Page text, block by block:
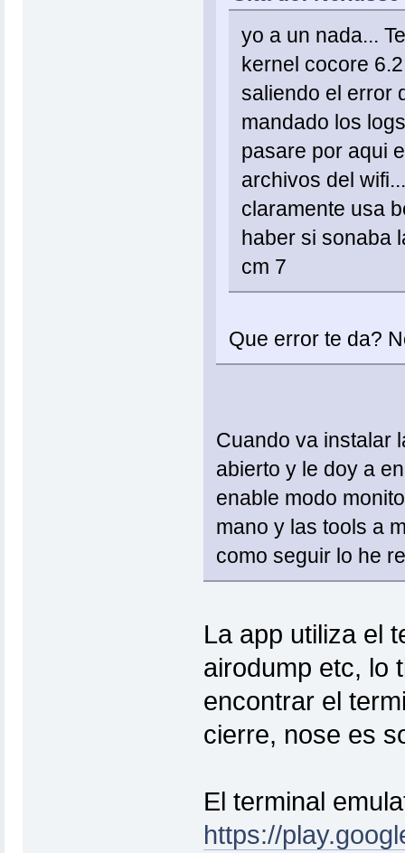
yo a un nada...
kernel cocore
saliendo el error
mandado los
pasare por aqui
archivos del
claramente usa
haber si sonaba
cm 7
Que error te da?
Cuando va instalar
abierto y le doy a
enable modo
mano y las tools a
como seguir lo he
La app utiliza el
airodump etc, lo
encontrar el
cierre, nose es
El terminal
https://